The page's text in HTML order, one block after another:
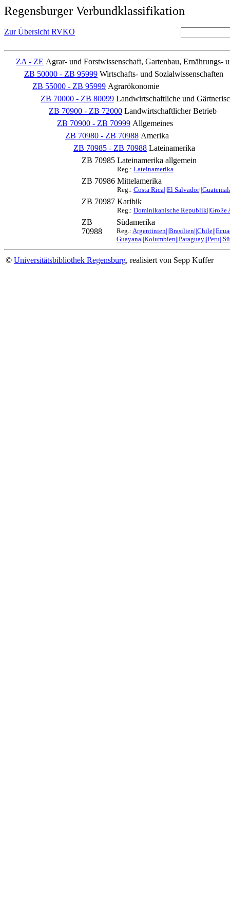
Regensburger Verbundklassifikation
Zur Übersicht RVKO
ZA - ZE Agrar- und Forstwissenschaft, Gartenbau, Ernährungs-
ZB 50000 - ZB 95999 Wirtschafts- und Sozialwissenschaften
ZB 55000 - ZB 95999 Agrarökonomie
ZB 70000 - ZB 80099 Landwirtschaftliche und
ZB 70900 - ZB 72000 Landwirtschaftlicher Betrieb
ZB 70900 - ZB 70999 Allgemeines
ZB 70980 - ZB 70988 Amerika
ZB 70985 - ZB 70988 Lateinamerika
ZB 70985 Lateinamerika allgemein
Reg.: Lateinamerika
ZB 70986 Mittelamerika
Reg.: Costa Rica||El
ZB 70987 Karibik
Reg.: Dominikanische
ZB
70988
Südamerika
Reg.:
© Universitätsbibliothek Regensburg, realisiert von Sepp Kuffer